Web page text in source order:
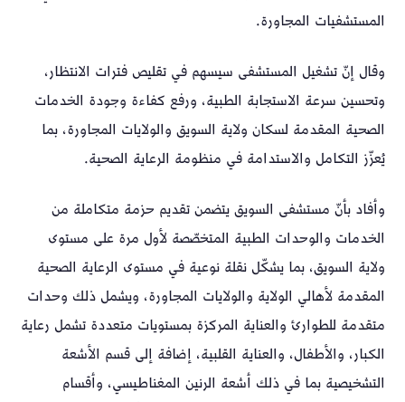
المستشفيات المجاورة.
وقال إنّ تشغيل المستشفى سيسهم في تقليص فترات الانتظار،
وتحسين سرعة الاستجابة الطبية، ورفع كفاءة وجودة الخدمات
الصحية المقدمة لسكان ولاية السويق والولايات المجاورة، بما
يُعزّز التكامل والاستدامة في منظومة الرعاية الصحية.
وأفاد بأنّ مستشفى السويق يتضمن تقديم حزمة متكاملة من
الخدمات والوحدات الطبية المتخصّصة لأول مرة على مستوى
ولاية السويق، بما يشكّل نقلة نوعية في مستوى الرعاية الصحية
المقدمة لأهالي الولاية والولايات المجاورة، ويشمل ذلك وحدات
متقدمة للطوارئ والعناية المركزة بمستويات متعددة تشمل رعاية
الكبار، والأطفال، والعناية القلبية، إضافة إلى قسم الأشعة
التشخيصية بما في ذلك أشعة الرنين المغناطيسي، وأقسام